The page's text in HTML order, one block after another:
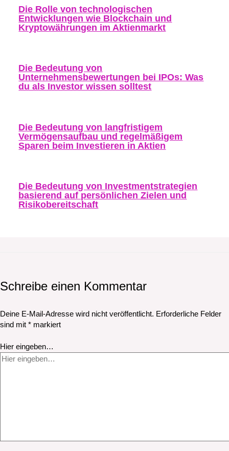
Die Rolle von technologischen
Entwicklungen wie Blockchain und
Kryptowährungen im Aktienmarkt
Die Bedeutung von
Unternehmensbewertungen bei IPOs: Was
du als Investor wissen solltest
Die Bedeutung von langfristigem
Vermögensaufbau und regelmäßigem
Sparen beim Investieren in Aktien
Die Bedeutung von Investmentstrategien
basierend auf persönlichen Zielen und
Risikobereitschaft
Schreibe einen Kommentar
Deine E-Mail-Adresse wird nicht veröffentlicht. Erforderliche Felder
sind mit * markiert
Hier eingeben…